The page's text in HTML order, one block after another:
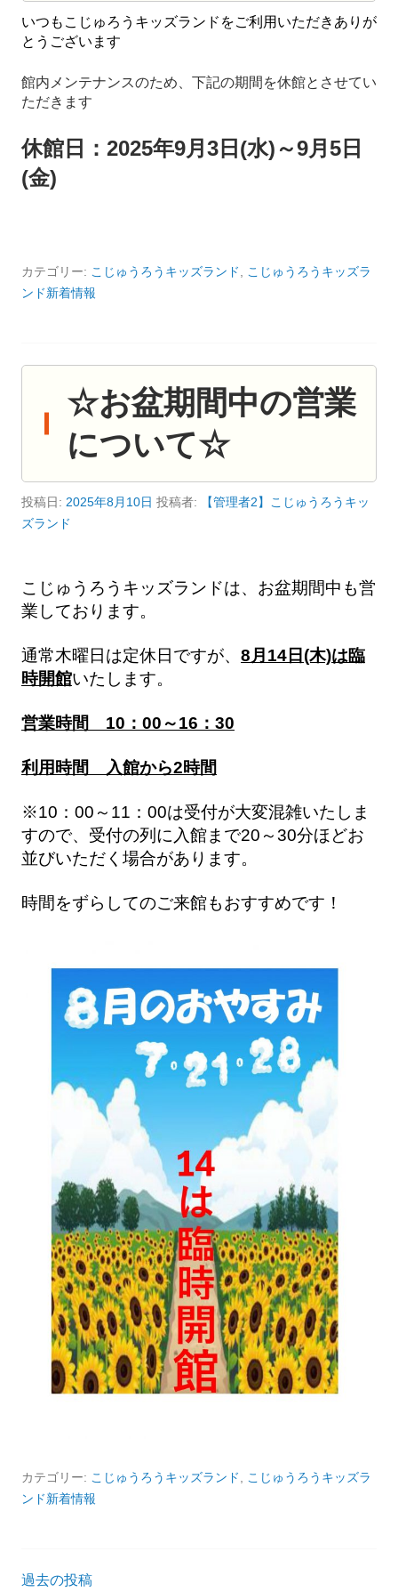
いつもこじゅろうキッズランドをご利用いただきありが
とうございます
館内メンテナンスのため、下記の期間を休館とさせてい
ただきます
休館日：2025年9月3日(水)～9月5日
(金)
カテゴリー: こじゅうろうキッズランド
こじゅうろうキッズラ
ンド新着情報
☆お盆期間中の営業
について☆
投稿日: 2025年8月10日 投稿者:
【管理者2】こじゅうろうキッ
ズランド
こじゅうろうキッズランドは、お盆期間中も営
業しております。
通常木曜日は定休日 ですが、 8月14日(木)は臨
時開館いたします。
営業時間 10：00～16：30
利用時間 入館から2時間
※10：00～11：00は受付が大変混雑いたしま
すので、受付の列に入館まで20～30分ほどお
並びいただく場合があります。
時間をずらしてのご来館もおすすめです！
カテゴリー: こじゅうろうキッズランド, こじゅうろうキッズラ
ンド新着情報
投
過去の投稿